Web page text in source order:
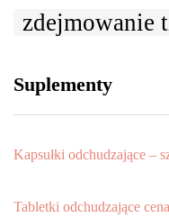
zdejmowanie
Suplementy
Kapsułki odchudzające –
Tabletki odchudzające